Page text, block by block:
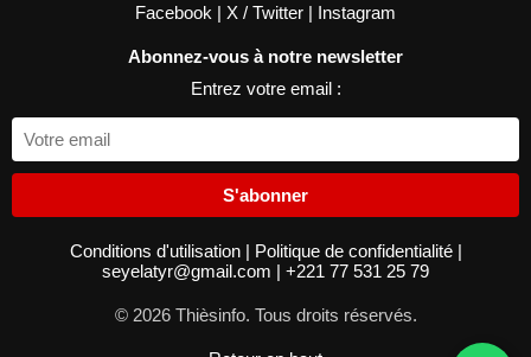
Facebook | X / Twitter | Instagram
Abonnez-vous à notre newsletter
Entrez votre email :
S'abonner
Conditions d'utilisation | Politique de confidentialité |
seyelatyr@gmail.com | +221 77 531 25 79
© 2026 Thièsinfo. Tous droits réservés.